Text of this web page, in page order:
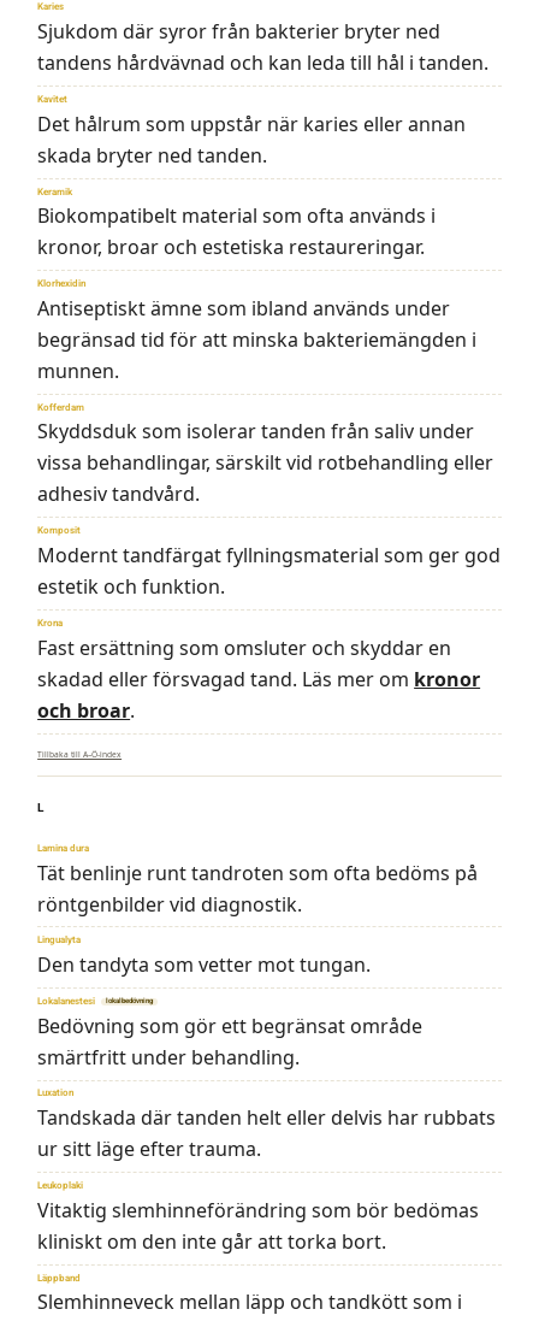
Karies
Sjukdom där syror från bakterier bryter ned
tandens hårdvävnad och kan leda till hål i tanden.
Kavitet
Det hålrum som uppstår när karies eller annan
skada bryter ned tanden.
Keramik
Biokompatibelt material som ofta används i
kronor, broar och estetiska restaureringar.
Klorhexidin
Antiseptiskt ämne som ibland används under
begränsad tid för att minska bakteriemängden i
munnen.
Kofferdam
Skyddsduk som isolerar tanden från saliv under
vissa behandlingar, särskilt vid rotbehandling eller
adhesiv tandvård.
Komposit
Modernt tandfärgat fyllningsmaterial som ger god
estetik och funktion.
Krona
Fast ersättning som omsluter och skyddar en
skadad eller försvagad tand. Läs mer om kronor
och broar.
Tillbaka till A–Ö-index
L
Lamina dura
Tät benlinje runt tandroten som ofta bedöms på
röntgenbilder vid diagnostik.
Lingualyta
Den tandyta som vetter mot tungan.
Lokalanestesi lokalbedövning
Bedövning som gör ett begränsat område
smärtfritt under behandling.
Luxation
Tandskada där tanden helt eller delvis har rubbats
ur sitt läge efter trauma.
Leukoplaki
Vitaktig slemhinneförändring som bör bedömas
kliniskt om den inte går att torka bort.
Läppband
Slemhinneveck mellan läpp och tandkött som i